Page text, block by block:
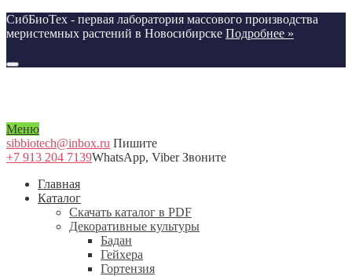
CибБиоТех - первая лаборатория массового производства
меристемных растений в Новосибирске Подробнее »
Меню
sibbiotech@inbox.ru Пишите
+7 913 204 7139WhatsApp, Viber Звоните
Главная
Каталог
Скачать каталог в PDF
Декоративные культуры
Бадан
Гейхера
Гортензия